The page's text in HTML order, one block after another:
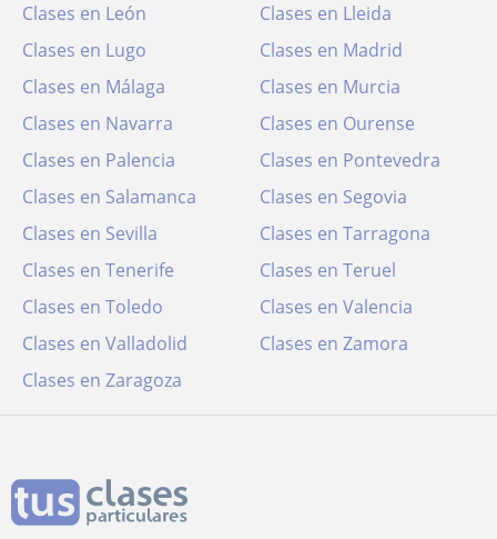
Clases en León
Clases en Lleida
Clases en Lugo
Clases en Madrid
Clases en Málaga
Clases en Murcia
Clases en Navarra
Clases en Ourense
Clases en Palencia
Clases en Pontevedra
Clases en Salamanca
Clases en Segovia
Clases en Sevilla
Clases en Tarragona
Clases en Tenerife
Clases en Teruel
Clases en Toledo
Clases en Valencia
Clases en Valladolid
Clases en Zamora
Clases en Zaragoza